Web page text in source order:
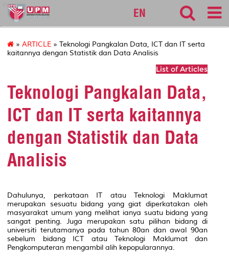
inspem
EN
» ARTICLE » Teknologi Pangkalan Data, ICT dan IT serta
kaitannya dengan Statistik dan Data Analisis
List of Articles
Teknologi Pangkalan Data,
ICT dan IT serta kaitannya
dengan Statistik dan Data
Analisis
Dahulunya, perkataan IT atau Teknologi Maklumat
merupakan sesuatu bidang yang giat diperkatakan oleh
masyarakat umum yang melihat ianya suatu bidang yang
sangat penting. Juga merupakan satu pilihan bidang di
universiti terutamanya pada tahun 80an dan awal 90an
sebelum bidang ICT atau Teknologi Maklumat dan
Pengkomputeran mengambil alih kepopularannya.